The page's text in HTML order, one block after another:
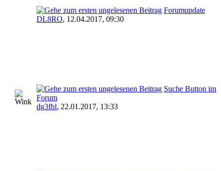
Forumupdate
DL8RO, 12.04.2017, 09:30
Suche Button im
Forum
dg3fbl, 22.01.2017, 13:33